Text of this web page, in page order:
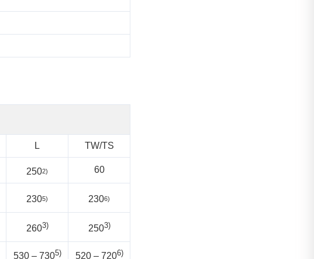
L TW/TS
2502) 60
2305) 2306)
2603) 2503)
530 – 7305) 520 – 7206)